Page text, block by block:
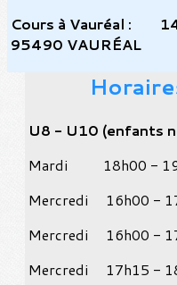
Cours à Vauréal :
95490 VAURÉAL
U8 - U10 (enfants
Mardi 18h00
Mercredi
Mercredi
Mercredi